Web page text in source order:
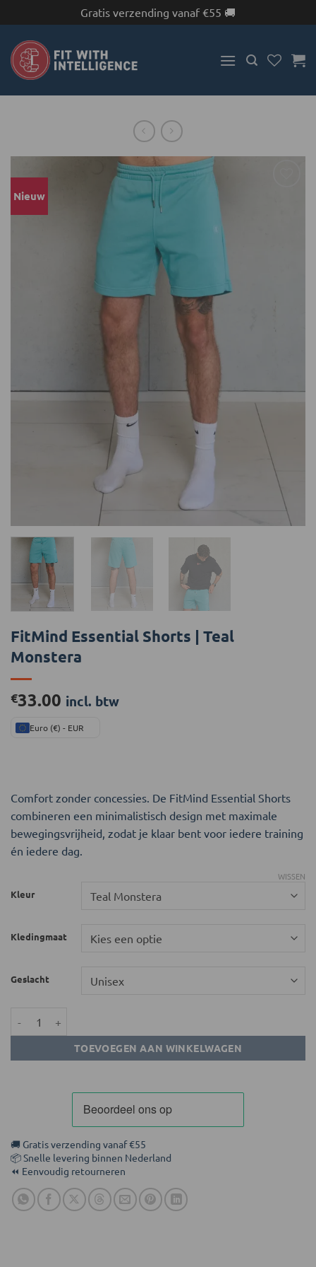
Gratis verzending vanaf €55 🚚
naar
inhoud
Nieuw
FitMind Essential Shorts | Teal
Monstera
€33.00 incl. btw
Euro (€) - EUR
Comfort zonder concessies. De FitMind Essential Shorts
combineren een minimalistisch design met maximale
bewegingsvrijheid, zodat je klaar bent voor iedere training
én iedere dag.
Kleur
Kledingmaat
Geslacht
WISSEN
TOEVOEGEN AAN WINKELWAGEN
🚚 Gratis verzending vanaf €55
📦 Snelle levering binnen Nederland
⏪ Eenvoudig retourneren